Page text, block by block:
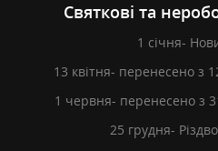
Святкові та
1 січня-
13 квітня- перенесено з
1 червня- перенесено з
25 грудня-